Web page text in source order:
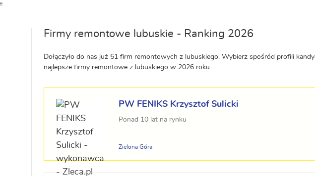
Firmy remontowe lubuskie - Ranking 2026
Dołączyło do nas już 51 firm remontowych z lubuskiego. Wybierz spośród profili
najlepsze firmy remontowe z lubuskiego w 2026 roku.
PW FENIKS Krzysztof Sulicki
Ponad 10 lat na rynku
Zielona Góra